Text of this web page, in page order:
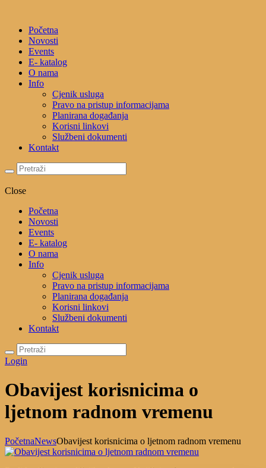
Početna
Novosti
Events
E- katalog
O nama
Info
Cjenik usluga
Pravo na pristup informacijama
Planirana događanja
Korisni linkovi
Službeni dokumenti
Kontakt
Close
Početna
Novosti
Events
E- katalog
O nama
Info
Cjenik usluga
Pravo na pristup informacijama
Planirana događanja
Korisni linkovi
Službeni dokumenti
Kontakt
Login
Obavijest korisnicima o
ljetnom radnom vremenu
PočetnaNewsObavijest korisnicima o ljetnom radnom vremenu